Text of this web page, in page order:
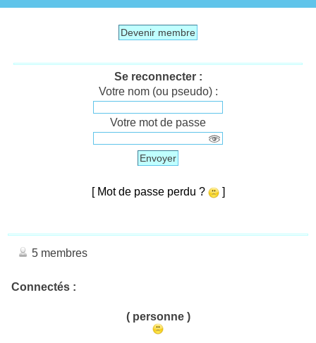
Devenir membre
Se reconnecter :
Votre nom (ou pseudo) :
Votre mot de passe
Envoyer
[ Mot de passe perdu ? ]
5 membres
Connectés :
( personne )